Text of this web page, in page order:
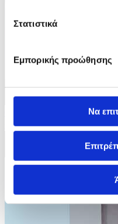
Στατιστικά
Εμπορικής προώθησης
Να
62 χρόνια από την